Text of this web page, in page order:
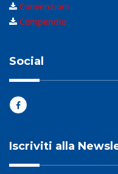
Convenzioni
Compendio
Social
Iscriviti alla